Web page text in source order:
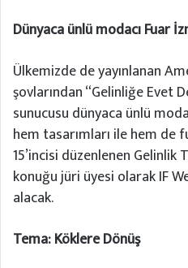
Dünyaca ünlü modacı Fuar
Ülkemizde de yayınlanan
şovlarından “Gelinliğe Evet
sunucusu dünyaca ünlü
hem tasarımları ile hem de
15’incisi düzenlenen Gelinlik
konuğu jüri üyesi olarak IF
alacak.
Tema: Köklere Dönüş